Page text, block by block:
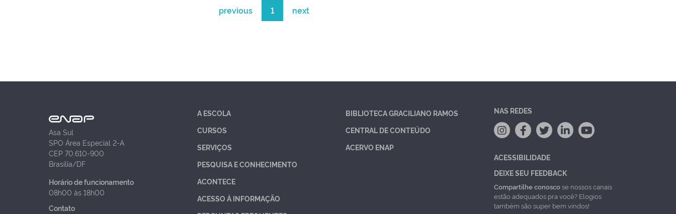
previous 1 next
Asa Sul
SPO Área Especial 2-A
CEP 70.610-900
Brasília/DF
Horário de funcionamento
08h00 às 18h00
Contato
A ESCOLA
CURSOS
SERVIÇOS
PESQUISA E CONHECIMENTO
ACONTECE
ACESSO À INFORMAÇÃO
BIBLIOTECA GRACILIANO RAMOS
CENTRAL DE CONTEÚDO
ACERVO ENAP
NAS REDES
ACESSIBILIDADE
DEIXE SEU FEEDBACK
Compartilhe conoscose nossos canais
estão adequados pra você? Elogios
também são super bem vindos!